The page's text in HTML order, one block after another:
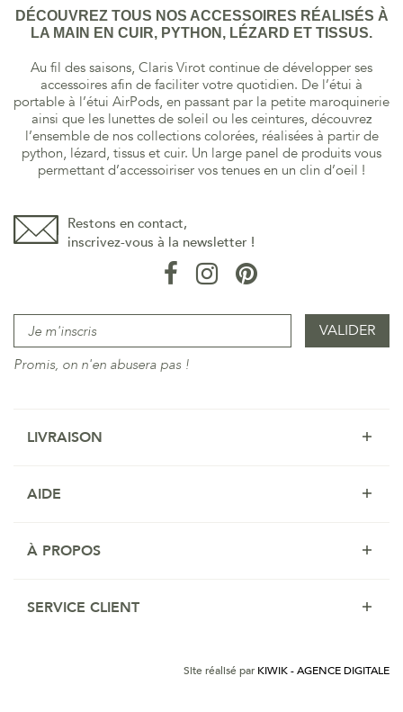
DÉCOUVREZ TOUS NOS ACCESSOIRES RÉALISÉS À
LA MAIN EN CUIR, PYTHON, LÉZARD ET TISSUS.
Au fil des saisons, Claris Virot continue de développer ses
accessoires afin de faciliter votre quotidien. De l’étui à
portable à l’étui AirPods, en passant par la petite maroquinerie
ainsi que les lunettes de soleil ou les ceintures, découvrez
l’ensemble de nos collections colorées, réalisées à partir de
python, lézard, tissus et cuir. Un large panel de produits vous
permettant d’accessoiriser vos tenues en un clin d’oeil !
Restons en contact,
inscrivez-vous à la newsletter !
Promis, on n'en abusera pas !
LIVRAISON
AIDE
À PROPOS
SERVICE CLIENT
Site réalisé par KIWIK - AGENCE DIGITALE